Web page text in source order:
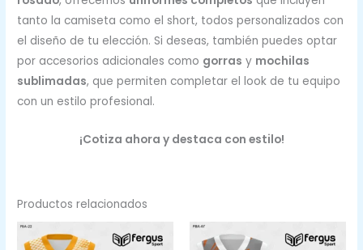
tanto la camiseta como el short, todos personalizados con
el diseño de tu elección. Si deseas, también puedes optar
por accesorios adicionales como gorras y mochilas
sublimadas, que permiten completar el look de tu equipo
con un estilo profesional.
¡Cotiza ahora y destaca con estilo!
Productos relacionados